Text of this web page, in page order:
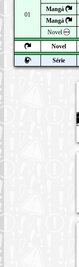
01
Mangá
Mangá
Novel
Novel
Série